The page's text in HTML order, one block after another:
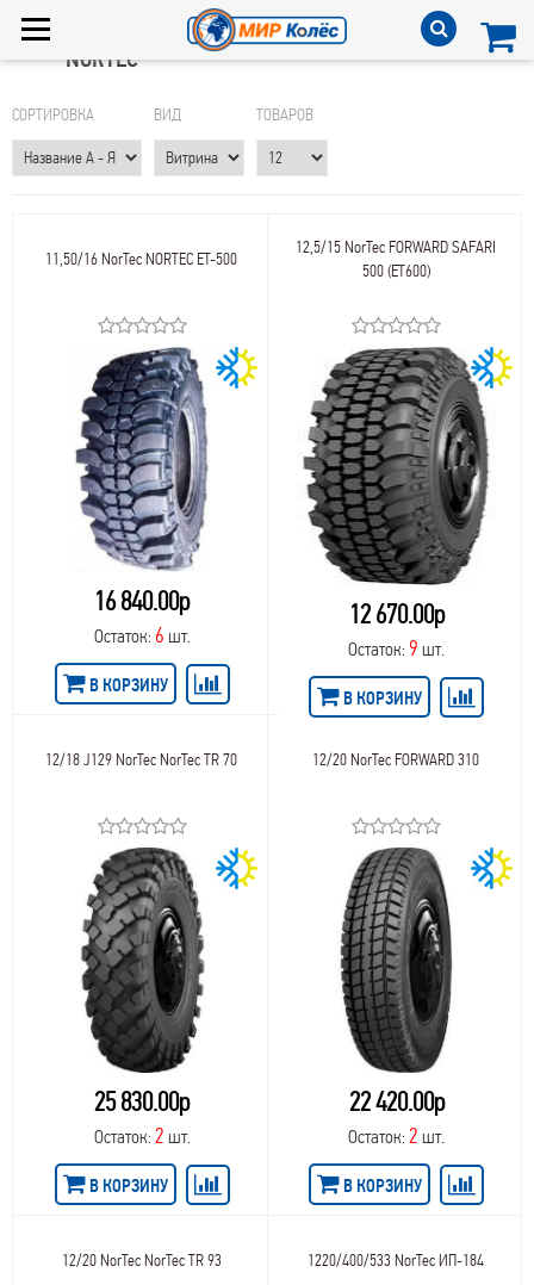
NORTEC
СОРТИРОВКА ВИД ТОВАРОВ
11,50/16 NorTec NORTEC ET-500
16 840.00р
Остаток: 6 шт.
В КОРЗИНУ
12,5/15 NorTec FORWARD SAFARI
500 (ET600)
12 670.00р
Остаток:9 шт.
В КОРЗИНУ
12/18 J129 NorTec NorTec TR 70
25 830.00р
Остаток: 2 шт.
В КОРЗИНУ
12/20 NorTec FORWARD 310
22 420.00р
Остаток:2 шт.
В КОРЗИНУ
12/20 NorTec NorTec TR 93 1220/400/533 NorTec ИП-184